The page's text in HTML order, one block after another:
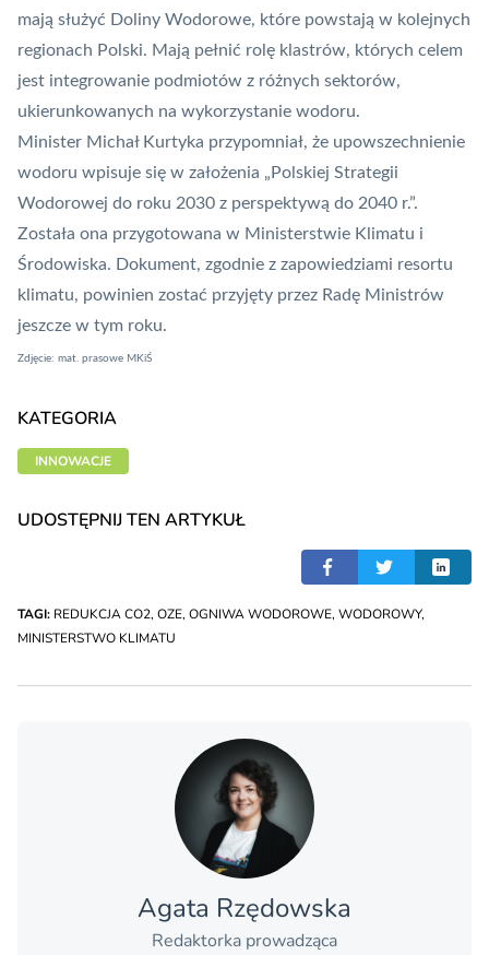
mają służyć Doliny Wodorowe, które powstają w kolejnych
regionach Polski. Mają pełnić rolę klastrów, których celem
jest integrowanie podmiotów z różnych sektorów,
ukierunkowanych na wykorzystanie wodoru.
Minister Michał Kurtyka przypomniał, że upowszechnienie
wodoru wpisuje się w założenia „Polskiej Strategii
Wodorowej do roku 2030 z perspektywą do 2040 r.”.
Została ona przygotowana w Ministerstwie Klimatu i
Środowiska. Dokument, zgodnie z zapowiedziami resortu
klimatu, powinien zostać przyjęty przez Radę Ministrów
jeszcze w tym roku.
Zdjęcie: mat. prasowe MKiŚ
KATEGORIA
INNOWACJE
UDOSTĘPNIJ TEN ARTYKUŁ
TAGI: REDUKCJA CO2, OZE, OGNIWA WODOROWE, WODOROWY,
MINISTERSTWO KLIMATU
Agata Rzędowska
Redaktorka prowadząca